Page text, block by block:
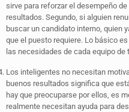
sirve para reforzar el desempeño
resultados. Segundo, si alguien
buscar un candidato interno, quien
que el puesto requiere. Lo básico
las necesidades de cada equipo de
Los inteligentes no necesitan
buenos resultados significa que
hay que preocuparse por ellos, es
realmente necesitan ayuda para